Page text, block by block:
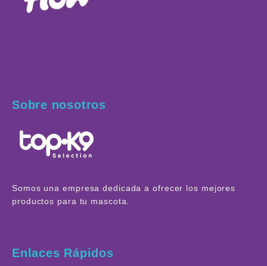
Sobre nosotros
Somos una empresa dedicada a ofrecer los mejores
productos para tu mascota.
Enlaces Rápidos